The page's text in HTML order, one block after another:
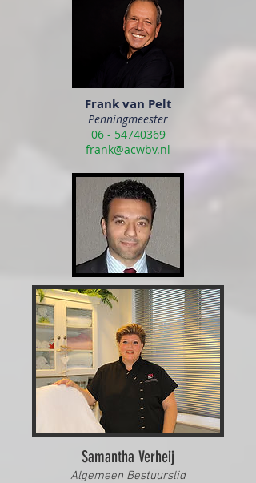
Frank van Pelt
Penningmeester
06 - 54740369
frank@acwbv.nl
Samantha Verheij
Algemeen Bestuurslid